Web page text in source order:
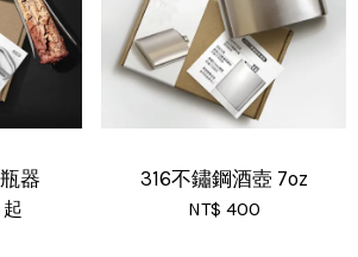
器
起
316不鏽鋼酒壺 7oz
NT$ 400